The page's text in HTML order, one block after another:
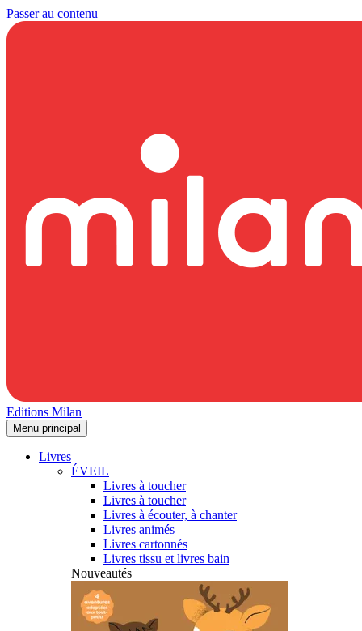
Passer au contenu
Editions Milan
Menu principal
Livres
ÉVEIL
Livres à toucher
Livres à toucher
Livres à écouter, à chanter
Livres animés
Livres cartonnés
Livres tissu et livres bain
Nouveautés